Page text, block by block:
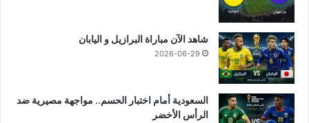
شاهد الآن مباراة البرازيل و اليابان
2026-06-29
السعودية أمام اختبار الحسم.. مواجهة مصيرية ضد
الرأس الأخضر